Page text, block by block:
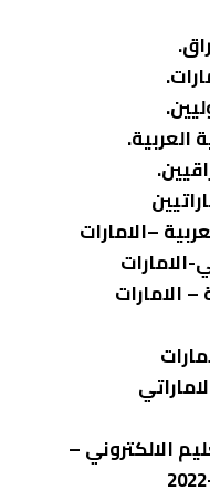
العربية.
–الامارات
الامارات
الالكتروني –